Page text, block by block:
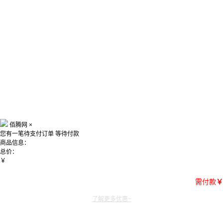
佰腾网 ×
您有一笔待支付订单 等待付款
商品信息：
总价：
￥
需付款￥
了解更多优惠~